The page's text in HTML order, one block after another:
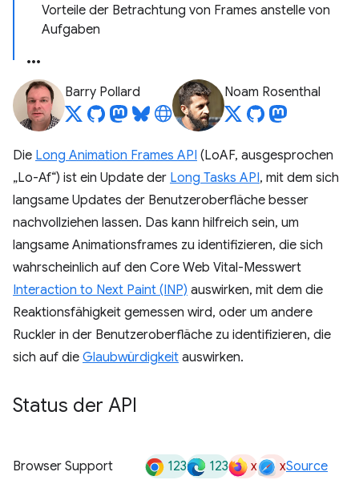
Vorteile der Betrachtung von Frames anstelle von
Aufgaben
Barry Pollard Noam Rosenthal
Die Long Animation Frames API (LoAF, ausgesprochen
„Lo-Af“) ist ein Update der Long Tasks API, mit dem sich
langsame Updates der Benutzeroberfläche besser
nachvollziehen lassen. Das kann hilfreich sein, um
langsame Animationsframes zu identifizieren, die sich
wahrscheinlich auf den Core Web Vital-Messwert
Interaction to Next Paint (INP) auswirken, mit dem die
Reaktionsfähigkeit gemessen wird, oder um andere
Ruckler in der Benutzeroberfläche zu identifizieren, die
sich auf die Glaubwürdigkeit auswirken.
Status der API
Browser Support 123 123 x xSource